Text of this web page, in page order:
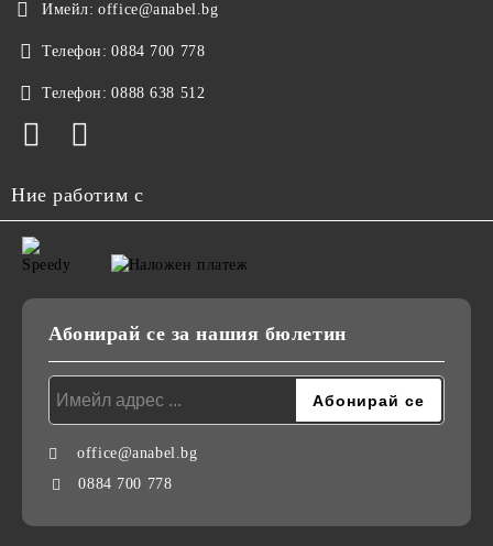
Имейл: office@anabel.bg
Телефон: 0884 700 778
Телефон: 0888 638 512
Ние работим с
Абонирай се за нашия бюлетин
office@anabel.bg
0884 700 778